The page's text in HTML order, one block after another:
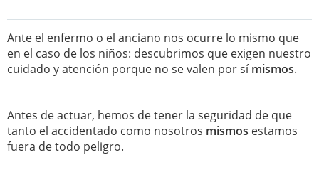
Ante el enfermo o el anciano nos ocurre lo mismo que
en el caso de los niños: descubrimos que exigen nuestro
cuidado y atención porque no se valen por símismos.
Antes de actuar, hemos de tener la seguridad de que
tanto el accidentado como nosotros mismos estamos
fuera de todo peligro.